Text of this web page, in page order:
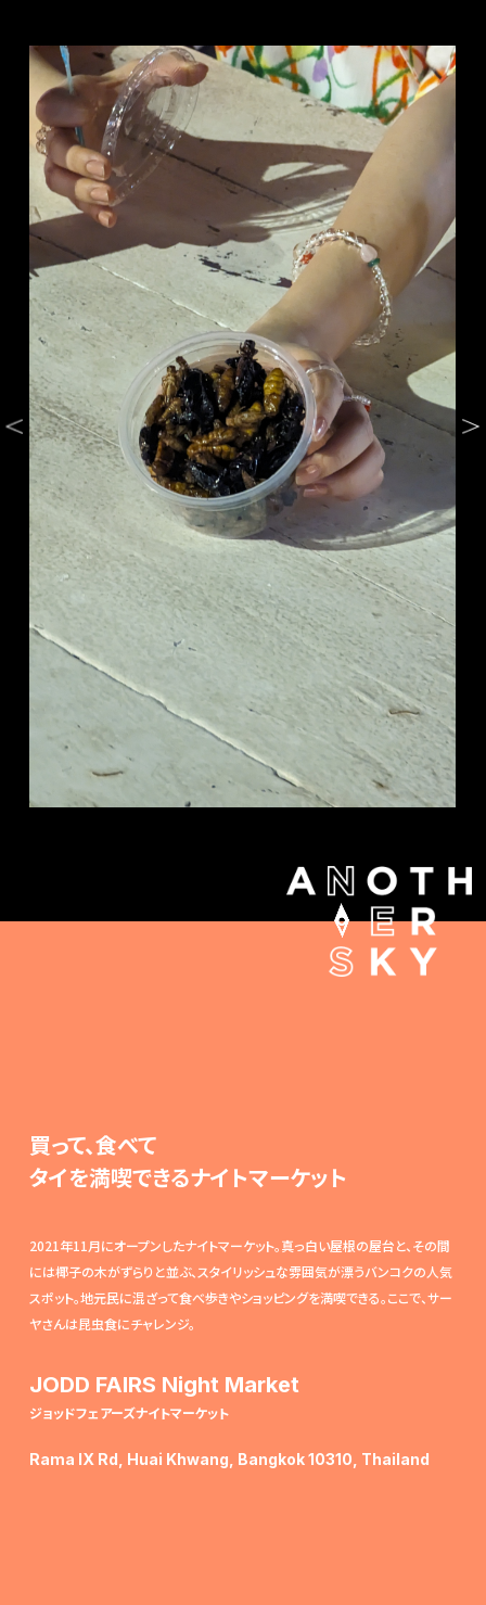
買って、食べて
タイを満喫できるナイトマーケット
2021年11月にオープンしたナイトマーケット。真っ白い屋根の屋台と、その間
には椰子の木がずらりと並ぶ、スタイリッシュな雰囲気が漂うバンコクの人気
スポット。地元民に混ざって食べ歩きやショッピングを満喫できる。ここで、サー
ヤさんは昆虫食にチャレンジ。
JODD FAIRS Night Market
ジョッドフェアーズナイトマーケット
Rama IX Rd, Huai Khwang, Bangkok 10310, Thailand